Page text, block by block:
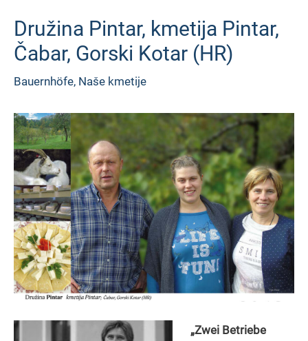
Družina Pintar, kmetija Pintar,
Čabar, Gorski Kotar (HR)
Bauernhöfe, Naše kmetije
„Zwei Betriebe